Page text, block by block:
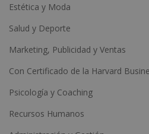
Estética y Moda
Salud y Deporte
Marketing, Publicidad y Ventas
Con Certificado de la Harvard
Psicología y Coaching
Recursos Humanos